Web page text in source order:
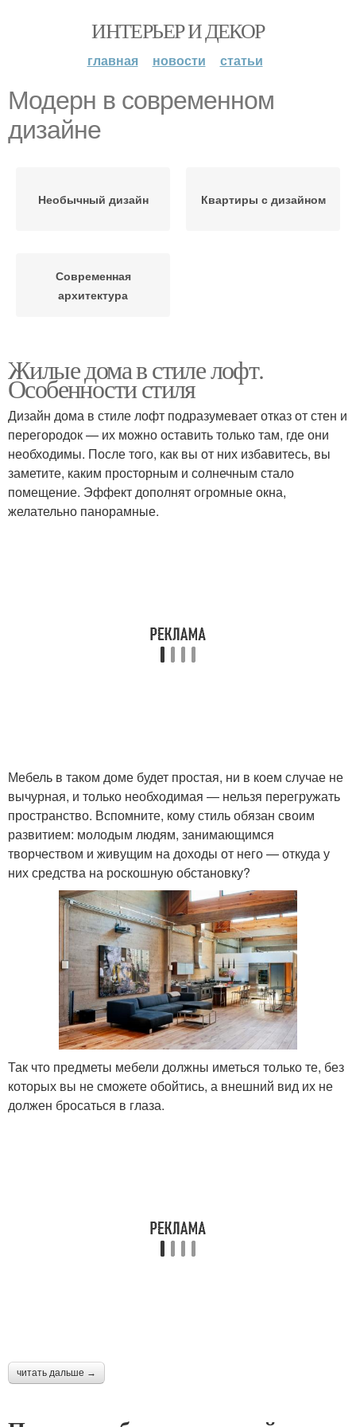
ИНТЕРЬЕР И ДЕКОР
главная новости статьи
Модерн в современном
дизайне
Необычный дизайн Квартиры с дизайном
Современная
архитектура
Жилые дома в стиле лофт.
Особенности стиля
Дизайн дома в стиле лофт подразумевает отказ от стен и
перегородок — их можно оставить только там, где они
необходимы. После того, как вы от них избавитесь, вы
заметите, каким просторным и солнечным стало
помещение. Эффект дополнят огромные окна,
желательно панорамные.
Мебель в таком доме будет простая, ни в коем случае не
вычурная, и только необходимая — нельзя перегружать
пространство. Вспомните, кому стиль обязан своим
развитием: молодым людям, занимающимся
творчеством и живущим на доходы от него — откуда у
них средства на роскошную обстановку?
Так что предметы мебели должны иметься только те, без
которых вы не сможете обойтись, а внешний вид их не
должен бросаться в глаза.
читать дальше →